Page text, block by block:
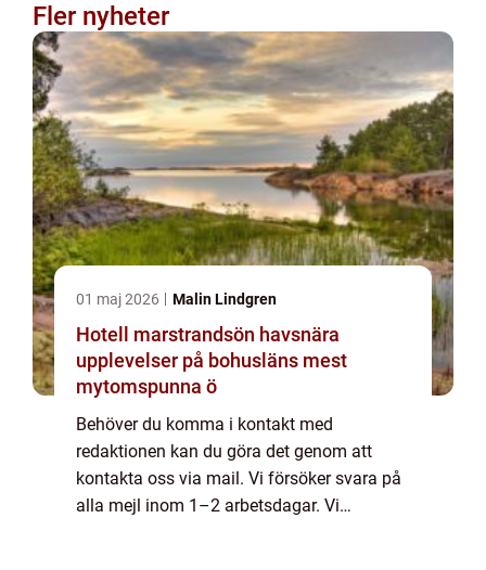
Fler nyheter
01 maj 2026 Malin Lindgren
Hotell marstrandsön havsnära
upplevelser på bohusläns mest
mytomspunna ö
Behöver du komma i kontakt med
redaktionen kan du göra det genom att
kontakta oss via mail. Vi försöker svara på
alla mejl inom 1–2 arbetsdagar. Vi